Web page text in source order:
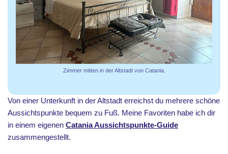
Zimmer mitten in der Altstadt von Catania.
Von einer Unterkunft in der Altstadt erreichst du mehrere schöne
Aussichtspunkte bequem zu Fuß. Meine Favoriten habe ich dir
in einem eigenen Catania Aussichtspunkte-Guide
zusammengestellt.